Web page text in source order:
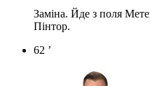
Заміна. Йде з поля
Пінтор.
62 ’